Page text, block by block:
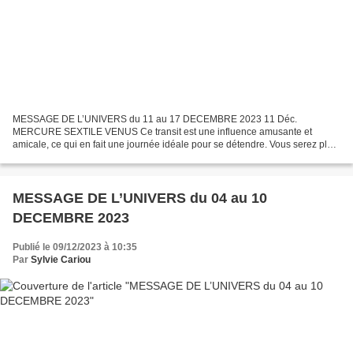
MESSAGE DE L’UNIVERS du 11 au 17 DECEMBRE 2023 11 Déc.
MERCURE SEXTILE VENUS Ce transit est une influence amusante et
amicale, ce qui en fait une journée idéale pour se détendre. Vous serez plus
MESSAGE DE L’UNIVERS du 04 au 10
DECEMBRE 2023
Publié le 09/12/2023 à 10:35
Par Sylvie Cariou